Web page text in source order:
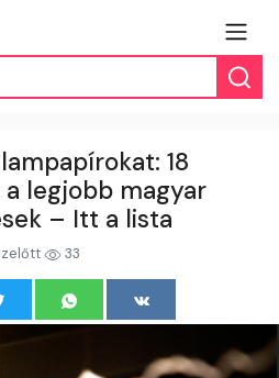
18
legjobb magyar
– Itt a lista
33